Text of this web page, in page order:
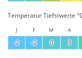
Temperatur Tiefstwerte
J F M A
-2 -2 0 3